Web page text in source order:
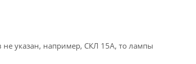
не указан, например, СКЛ 15А, то лампы